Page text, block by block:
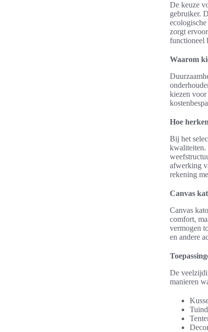
De keuze
gebruiker.
zorgt
functioneel
Waarom
kiezen voor
Hoe
Bij het
kwaliteiten.
afwerking
rekening
Canvas
Canvas
comfort,
vermogen
en andere
De
manieren